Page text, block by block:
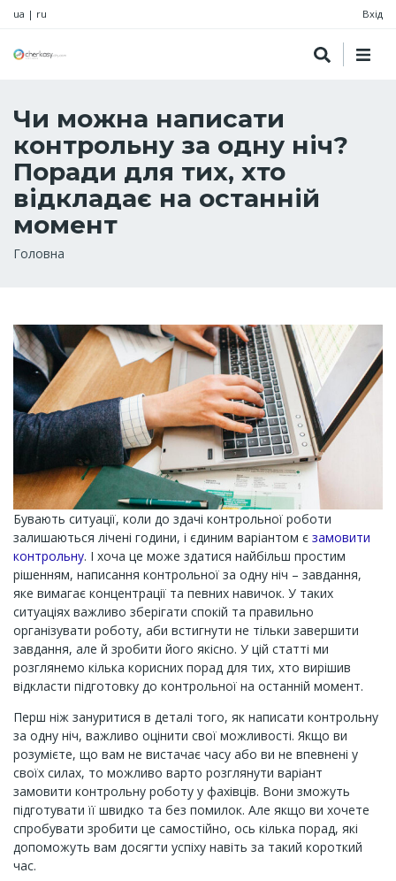
ua | ru Вхід
Чи можна написати
контрольну за одну ніч?
Поради для тих, хто
відкладає на останній
момент
Рядок
Головна
Бувають ситуації, коли до здачі контрольної роботи
залишаються лічені години, і єдиним варіантом є замовити
контрольну. І хоча це може здатися найбільш простим
рішенням, написання контрольної за одну ніч – завдання,
яке вимагає концентрації та певних навичок. У таких
ситуаціях важливо зберігати спокій та правильно
організувати роботу, аби встигнути не тільки завершити
завдання, але й зробити його якісно. У цій статті ми
розглянемо кілька корисних порад для тих, хто вирішив
відкласти підготовку до контрольної на останній момент.
Перш ніж зануритися в деталі того, як написати контрольну
за одну ніч, важливо оцінити свої можливості. Якщо ви
розумієте, що вам не вистачає часу або ви не впевнені у
своїх силах, то можливо варто розглянути варіант
замовити контрольну роботу у фахівців. Вони зможуть
підготувати її швидко та без помилок. Але якщо ви хочете
спробувати зробити це самостійно, ось кілька порад, які
допоможуть вам досягти успіху навіть за такий короткий
час.